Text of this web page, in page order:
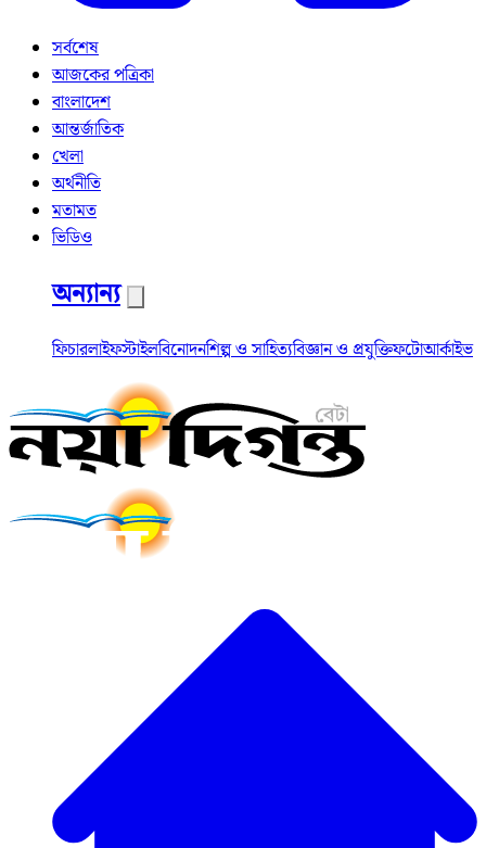
সর্বশেষ
আজকের পত্রিকা
বাংলাদেশ
আন্তর্জাতিক
খেলা
অর্থনীতি
মতামত
ভিডিও
অন্যান্য
ফিচারলাইফস্টাইলবিনোদনশিল্প ও সাহিত্যবিজ্ঞান ও প্রযুক্তিফটোআর্কাইভ